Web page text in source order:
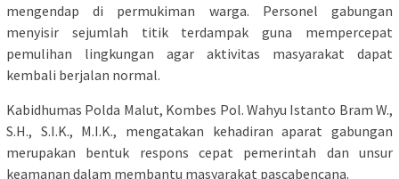
mengendap di permukiman warga. Personel gabungan
menyisir sejumlah titik terdampak guna mempercepat
pemulihan lingkungan agar aktivitas masyarakat dapat
kembali berjalan normal.
Kabidhumas Polda Malut, Kombes Pol. Wahyu Istanto Bram W.,
S.H., S.I.K., M.I.K., mengatakan kehadiran aparat gabungan
merupakan bentuk respons cepat pemerintah dan unsur
keamanan dalam membantu masyarakat pascabencana.